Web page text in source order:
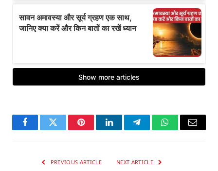
FacebookTwitter PinterestLinkedInTelegramWhatsApp
Email
PREVIOUS ARTICLE NEXT ARTICLE